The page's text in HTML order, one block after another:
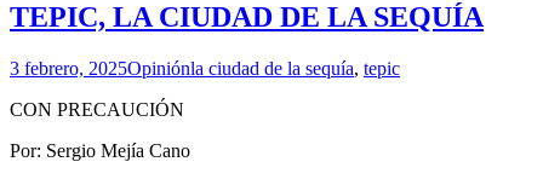
TEPIC, LA CIUDAD DE LA SEQUÍA
3 febrero, 2025Opiniónla ciudad de la sequía, tepic
CON PRECAUCIÓN
Por: Sergio Mejía Cano